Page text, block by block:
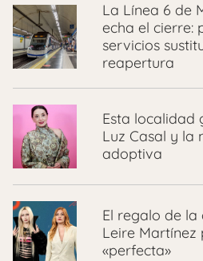
La Línea 6 de
echa el cierre:
servicios
reapertura
Esta localidad
Luz Casal y la
adoptiva
El regalo de
Leire
«perfecta»